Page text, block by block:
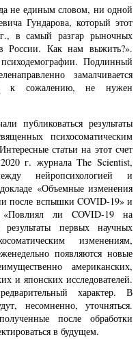
не единым словом, ни одной
Гундарова, который этот
в самый разгар рыночных
России. Как нам выжить?».
Подлинный
замалчивается
к сожалению, не нужен
публиковаться результаты
психосоматическим
статьи на этот счет
г. журнала The Scientist,
нейропсихологией и
«Объемные изменения
после вспышки COVID-19» и
ли COVID-19 на
первых научных
изменениям,
появляются новые
американских,
и японских исследователей.
характер. В
несомненно, уточняться.
после обработки
в будущем.